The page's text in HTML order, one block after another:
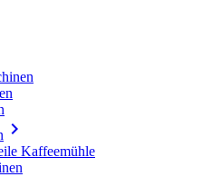

Kaffeemühle